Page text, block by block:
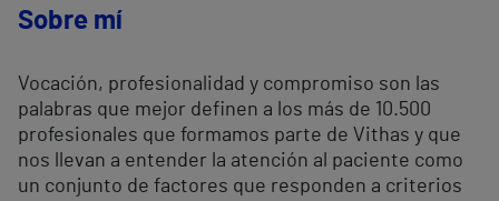
Sobre mí
Vocación, profesionalidad y compromiso son las
palabras que mejor definen a los más de 10.500
profesionales que formamos parte de Vithas y que
nos llevan a entender la atención al paciente como
un conjunto de factores que responden a criterios